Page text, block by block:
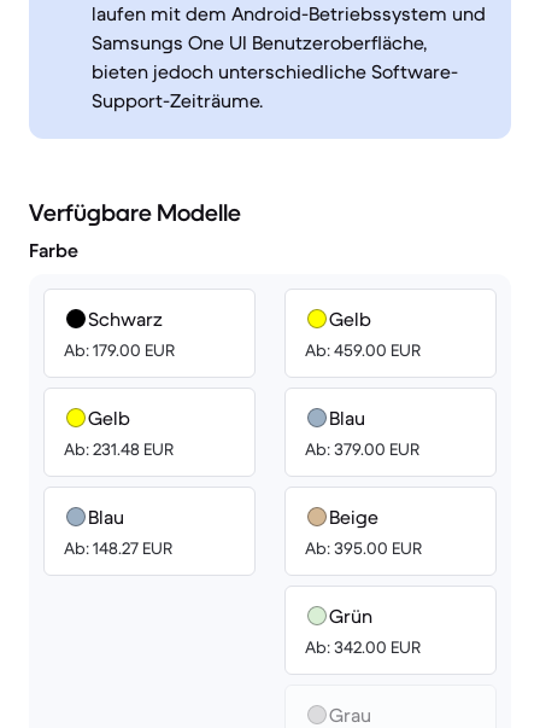
laufen mit dem Android-Betriebssystem und
Samsungs One UI Benutzeroberfläche,
bieten jedoch unterschiedliche Software-
Support-Zeiträume.
Verfügbare Modelle
Farbe
Schwarz
Ab: 179.00 EUR
Gelb
Ab: 231.48 EUR
Blau
Ab: 148.27 EUR
Gelb
Ab: 459.00 EUR
Blau
Ab: 379.00 EUR
Beige
Ab: 395.00 EUR
Grün
Ab: 342.00 EUR
Grau